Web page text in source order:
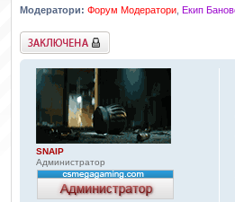
Модератори: Форум Модератори Екип
Заключена
SNAIP
Администратор